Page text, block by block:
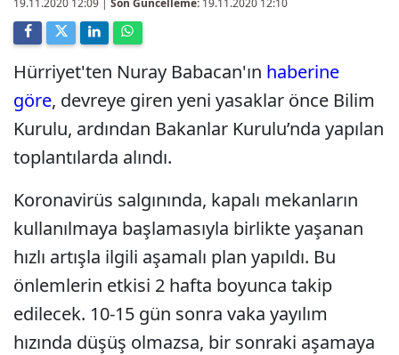
19.11.2020 12:09 | Son Güncelleme: 19.11.2020 12:10
Hürriyet'ten Nuray Babacan'ın haberine
göre, devreye giren yeni yasaklar önce Bilim
Kurulu, ardından Bakanlar Kurulu’nda yapılan
toplantılarda alındı.
Koronavirüs salgınında, kapalı mekanların
kullanılmaya başlamasıyla birlikte yaşanan
hızlı artışla ilgili aşamalı plan yapıldı. Bu
önlemlerin etkisi 2 hafta boyunca takip
edilecek. 10-15 gün sonra vaka yayılım
hızında düşüş olmazsa, bir sonraki aşamaya